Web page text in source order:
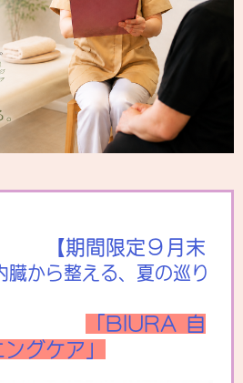
定９月末
臓から整える、夏の巡り
「BIURA 自
グケア」